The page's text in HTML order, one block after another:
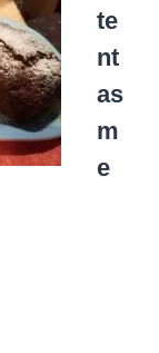
te
nt
as
m
e